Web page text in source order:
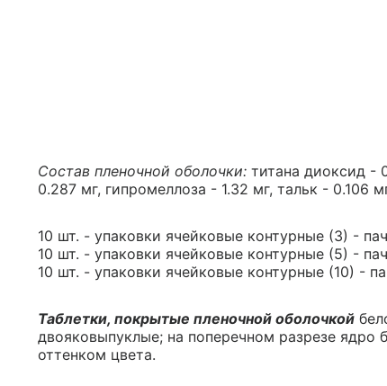
Состав пленочной оболочки: титана диоксид -
0.287 мг, гипромеллоза - 1.32 мг, тальк - 0.106
10 шт. - упаковки ячейковые контурные (3) -
10 шт. - упаковки ячейковые контурные (5) -
10 шт. - упаковки ячейковые контурные (10) -
Таблетки, покрытые пленочной оболочкой
двояковыпуклые; на поперечном разрезе
оттенком цвета.